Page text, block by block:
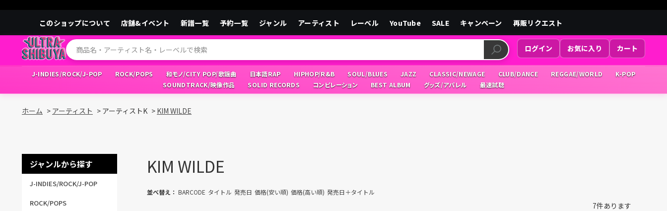
このショップについて 店舗&イベント 新譜一覧 予約一覧 ジャンル アーティスト レーベル YouTube SALE キャンペーン 再販リクエスト
ログイン お気に入り カート
J-INDIES/ROCK/J-POP ROCK/POPS 和モノ/CITY POP/歌謡曲 日本語RAP HIPHOP/R&B SOUL/BLUES JAZZ CLASSIC/NEWAGE CLUB/DANCE REGGAE/WORLD
K-POP
SOUNDTRACK/映像作品
SOLID RECORDS コンピレーション BEST ALBUM グッズ/アパレル 最速試聴
ホーム > アーティスト > アーティストK > KIM WILDE
ジャンルから探す
J-INDIES/ROCK/J-POP
ROCK/POPS
KIM WILDE
並べ替え： BARCODE タイトル 発売日 価格(安い順) 価格(高い順) 発売日＋タイトル
7件あります